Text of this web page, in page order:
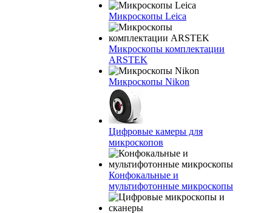
Микроскопы Leica
Микроскопы комплектации
ARSTEK
Микроскопы Nikon
Цифровые камеры для
микроскопов
Конфокальные и
мультифотонные микроскопы